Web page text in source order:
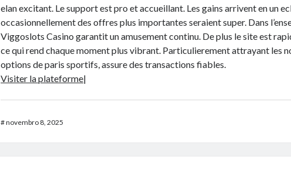
elan excitant. Le support est pro et accueillant. Les gains arrivent en un
occasionnellement des offres plus importantes seraient super. Dans
Viggoslots Casino garantit un amusement continu. De plus le site est
ce qui rend chaque moment plus vibrant. Particulierement attrayant les
options de paris sportifs, assure des transactions fiables.
Visiter la plateforme|
#novembro 8, 2025